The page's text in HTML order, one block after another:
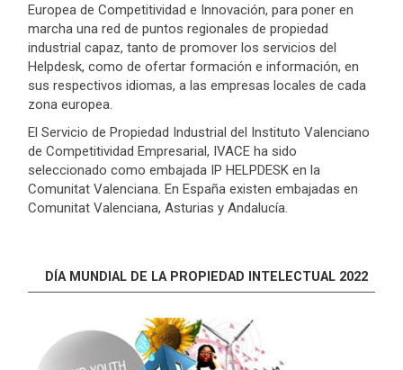
Europea de Competitividad e Innovación, para poner en
marcha una red de puntos regionales de propiedad
industrial capaz, tanto de promover los servicios del
Helpdesk, como de ofertar formación e información, en
sus respectivos idiomas, a las empresas locales de cada
zona europea.
El Servicio de Propiedad Industrial del Instituto Valenciano
de Competitividad Empresarial, IVACE ha sido
seleccionado como embajada IP HELPDESK en la
Comunitat Valenciana. En España existen embajadas en
Comunitat Valenciana, Asturias y Andalucía.
DÍA MUNDIAL DE LA PROPIEDAD INTELECTUAL 2022